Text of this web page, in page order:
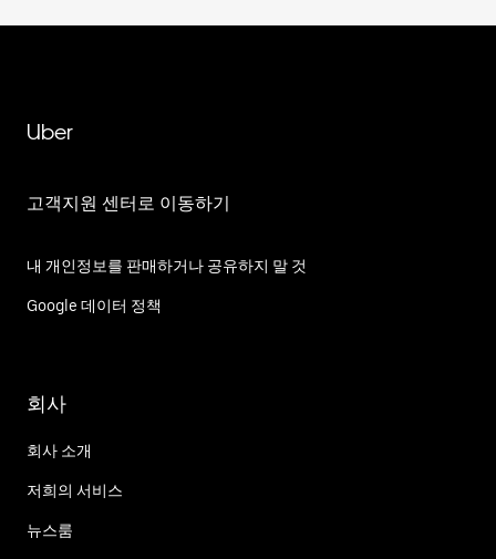
Uber
고객지원 센터로 이동하기
내 개인정보를 판매하거나 공유하지 말 것
Google 데이터 정책
회사
회사 소개
저희의 서비스
뉴스룸